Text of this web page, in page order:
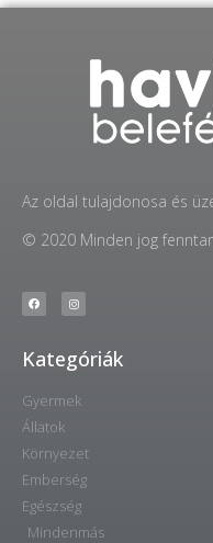
Az oldal tulajdonosa és
© 2020 Minden jog
Kategóriák
Gyermek
Állatok
Környezet
Emberség
Egészség
Mindenmás